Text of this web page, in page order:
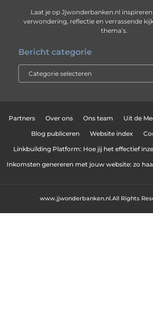
Laat je op Jjwonderbanken.nl
verwondering, reflectie en verrassende
thema’s.
Bericht categorie
Partners Over ons Ons team Uit de
Blog publiceren Website index
Linkbuilding Platform: Hoe jij het effectief
Inkomsten genereren met jouw website: zo
All Rights
www.jjwonderbanken.nl.